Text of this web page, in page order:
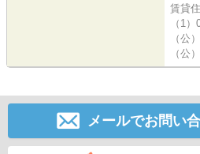
賃貸
（1
（公
（公
メールでお問い